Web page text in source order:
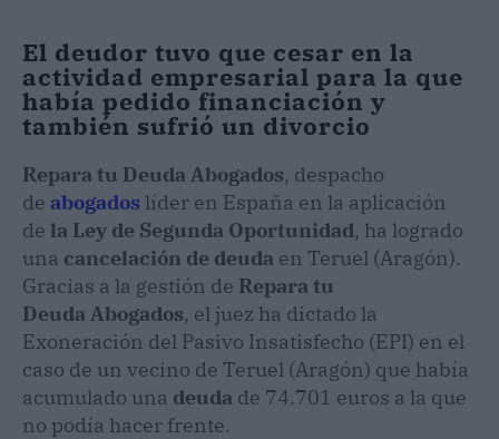
El deudor tuvo que cesar en la
actividad empresarial para la que
había pedido financiación y
también sufrió un divorcio
Repara tu Deuda Abogados, despacho
de abogados líder en España en la aplicación
de la Ley de Segunda Oportunidad, ha logrado
una cancelación de deuda en Teruel (Aragón).
Gracias a la gestión de Repara tu
Deuda Abogados, el juez ha dictado la
Exoneración del Pasivo Insatisfecho (EPI) en el
caso de un vecino de Teruel (Aragón) que había
acumulado una deuda de 74.701 euros a la que
no podía hacer frente.